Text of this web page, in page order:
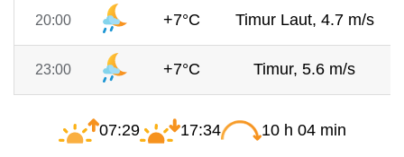
20:00 +7°C Timur Laut, 4.7 m/s
23:00 +7°C Timur, 5.6 m/s
07:29 17:34 10 h 04 min